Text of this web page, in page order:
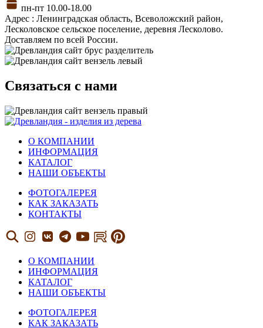
пн-пт 10.00-18.00
Адрес : Ленинградская область, Всеволожский район,
Лесколовское сельское поселение, деревня Лесколово.
Доставляем по всей России.
Связаться с нами
О КОМПАНИИ
ИНФОРМАЦИЯ
КАТАЛОГ
НАШИ ОБЪЕКТЫ
ФОТОГАЛЕРЕЯ
КАК ЗАКАЗАТЬ
КОНТАКТЫ
О КОМПАНИИ
ИНФОРМАЦИЯ
КАТАЛОГ
НАШИ ОБЪЕКТЫ
ФОТОГАЛЕРЕЯ
КАК ЗАКАЗАТЬ